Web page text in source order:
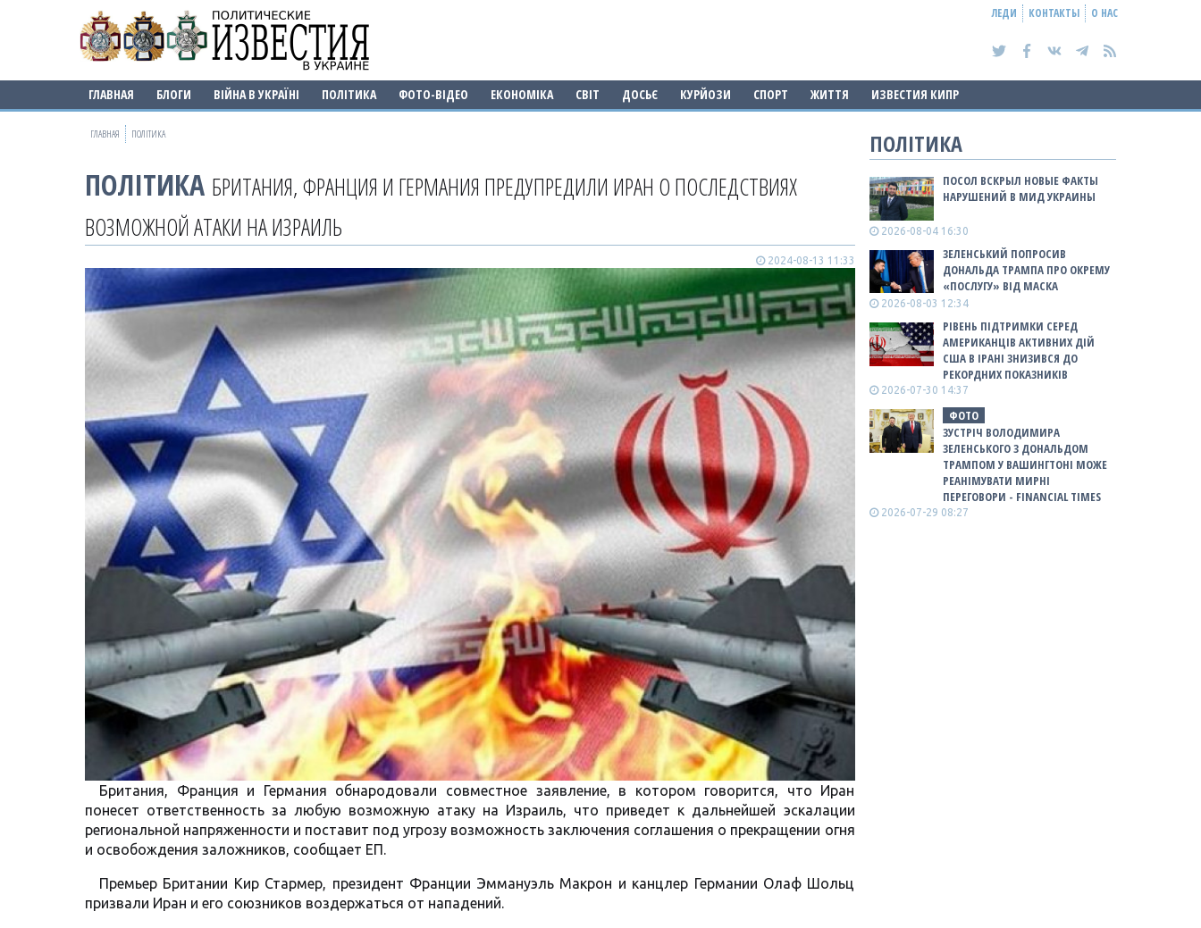
ЛЕДИ КОНТАКТЫ О НАС
ГЛАВНАЯ БЛОГИ ВІЙНА В УКРАЇНІ ПОЛІТИКА ФОТО-ВІДЕО ЕКОНОМІКА СВІТ ДОСЬЄ КУРЙОЗИ СПОРТ ЖИТТЯ ИЗВЕСТИЯ КИПР
ГЛАВНАЯ ПОЛІТИКА
ПОЛІТИКА БРИТАНИЯ, ФРАНЦИЯ И ГЕРМАНИЯ ПРЕДУПРЕДИЛИ ИРАН О ПОСЛЕДСТВИЯХ
ВОЗМОЖНОЙ АТАКИ НА ИЗРАИЛЬ
2024-08-13 11:33
Британия, Франция и Германия обнародовали совместное заявление, в котором говорится, что Иран
понесет ответственность за любую возможную атаку на Израиль, что приведет к дальнейшей эскалации
региональной напряженности и поставит под угрозу возможность заключения соглашения о прекращении огня
и освобождения заложников, сообщает ЕП.
Премьер Британии Кир Стармер, президент Франции Эммануэль Макрон и канцлер Германии Олаф Шольц
призвали Иран и его союзников воздержаться от нападений.
ПОЛІТИКА
ПОСОЛ ВСКРЫЛ НОВЫЕ ФАКТЫ
НАРУШЕНИЙ В МИД УКРАИНЫ
2026-08-04 16:30
ЗЕЛЕНСЬКИЙ ПОПРОСИВ
ДОНАЛЬДА ТРАМПА ПРО ОКРЕМУ
«ПОСЛУГУ» ВІД МАСКА
2026-08-03 12:34
РІВЕНЬ ПІДТРИМКИ СЕРЕД
АМЕРИКАНЦІВ АКТИВНИХ ДІЙ
США В ІРАНІ ЗНИЗИВСЯ ДО
РЕКОРДНИХ ПОКАЗНИКІВ
2026-07-30 14:37
ФОТО
ЗУСТРІЧ ВОЛОДИМИРА
ЗЕЛЕНСЬКОГО З ДОНАЛЬДОМ
ТРАМПОМ У ВАШИНГТОНІ МОЖЕ
РЕАНІМУВАТИ МИРНІ
ПЕРЕГОВОРИ - FINANCIAL TIMES
2026-07-29 08:27